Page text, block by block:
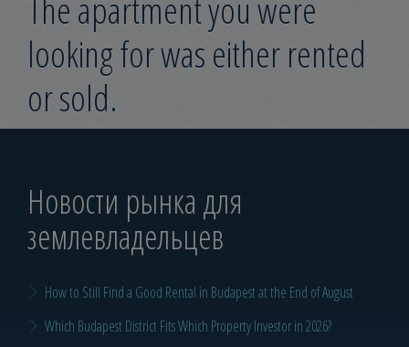
looking for was either rented
or sold.
Новости рынка для
землевладельцев
How to Still Find a Good Rental in Budapest at the End of August
Which Budapest District Fits Which Property Investor in 2026?